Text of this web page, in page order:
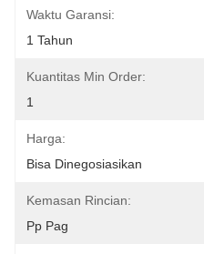
Waktu Garansi:
1 Tahun
Kuantitas Min Order:
1
Harga:
Bisa Dinegosiasikan
Kemasan Rincian:
Pp Pag